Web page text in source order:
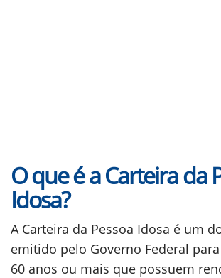
O que é a Carteira da
Idosa?
A Carteira da Pessoa Idosa é um
emitido pelo Governo Federal
60 anos ou mais que possuem